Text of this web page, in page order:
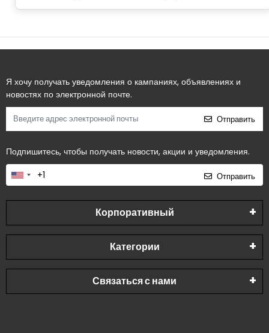
Я хочу получать уведомления о кампаниях, объявлениях и
новостях по электронной почте.
Отправить
Подпишитесь, чтобы получать новости, акции и уведомления.
Отправить
Корпоративный
Категории
Связаться с нами